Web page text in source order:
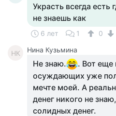
Украсть всегда есть
не знаешь как
6 лет 1 0
НК Нина Кузьмина
Не знаю.
. Вот еще
осуждающих уже
мечте моей. А
денег никого не
солидных денег.